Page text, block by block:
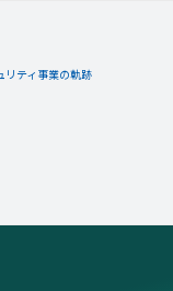
リティ事業の軌跡